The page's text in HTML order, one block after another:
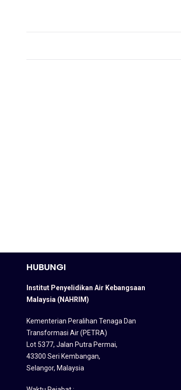
HUBUNGI
Institut Penyelidikan Air Kebangsaan
Malaysia (NAHRIM)
Kementerian Peralihan Tenaga Dan
Transformasi Air (PETRA)
Lot 5377, Jalan Putra Permai,
43300 Seri Kembangan,
Selangor, Malaysia